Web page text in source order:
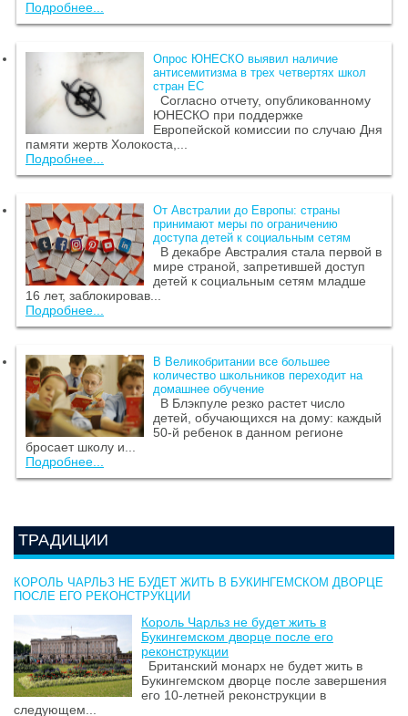
Подробнее...
Опрос ЮНЕСКО выявил наличие
антисемитизма в трех четвертях школ
стран ЕС
Согласно отчету, опубликованному
ЮНЕСКО при поддержке
Европейской комиссии по случаю Дня
памяти жертв Холокоста,...
Подробнее...
От Австралии до Европы: страны
принимают меры по ограничению
доступа детей к социальным сетям
В декабре Австралия стала первой в
мире страной, запретившей доступ
детей к социальным сетям младше
16 лет, заблокировав...
Подробнее...
В Великобритании все большее
количество школьников переходит на
домашнее обучение
В Блэкпуле резко растет число
детей, обучающихся на дому: каждый
50-й ребенок в данном регионе
бросает школу и...
Подробнее...
ТРАДИЦИИ
КОРОЛЬ ЧАРЛЬЗ НЕ БУДЕТ ЖИТЬ В БУКИНГЕМСКОМ ДВОРЦЕ
ПОСЛЕ ЕГО РЕКОНСТРУКЦИИ
Король Чарльз не будет жить в
Букингемском дворце после его
реконструкции
Британский монарх не будет жить в
Букингемском дворце после завершения
его 10-летней реконструкции в
следующем...